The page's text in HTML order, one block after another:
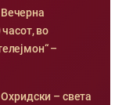
во
–
– света